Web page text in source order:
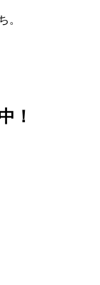
。
！